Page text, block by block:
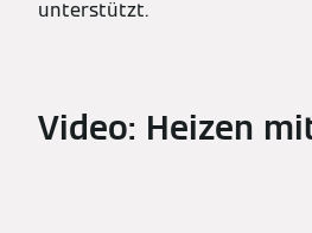
unterstützt.
Video: Heizen